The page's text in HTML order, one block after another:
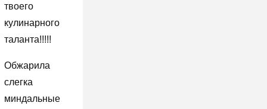
твоего
кулинарного
таланта!!!!!
Обжарила
слегка
миндальные